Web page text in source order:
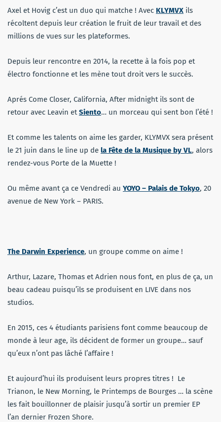
Axel et Hovig c’est un duo qui matche ! Avec KLYMVX ils
récoltent depuis leur création le fruit de leur travail et des
millions de vues sur les plateformes.
Depuis leur rencontre en 2014, la recette à la fois pop et
électro fonctionne et les mène tout droit vers le succès.
Aprés Come Closer, California, After midnight ils sont de
retour avec Leavin et Siento… un morceau qui sent bon l’été !
Et comme les talents on aime les garder, KLYMVX sera présent
le 21 juin dans le line up de la Fête de la Musique by VL, alors
rendez-vous Porte de la Muette !
Ou même avant ça ce Vendredi au YOYO – Palais de Tokyo, 20
avenue de New York – PARIS.
The Darwin Experience, un groupe comme on aime !
Arthur, Lazare, Thomas et Adrien nous font, en plus de ça, un
beau cadeau puisqu’ils se produisent en LIVE dans nos
studios.
En 2015, ces 4 étudiants parisiens font comme beaucoup de
monde à leur age, ils décident de former un groupe… sauf
qu’eux n’ont pas lâché l’affaire !
Et aujourd’hui ils produisent leurs propres titres ! Le
Trianon, le New Morning, le Printemps de Bourges … la scène
les fait bouillonner de plaisir jusqu’à sortir un premier EP
l’an dernier Frozen Shore.